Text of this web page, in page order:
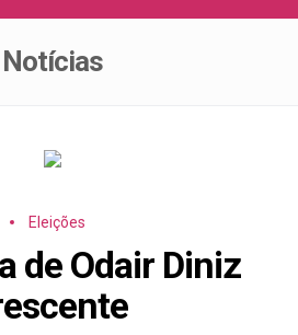
Notícias
Eleições
de Odair Diniz